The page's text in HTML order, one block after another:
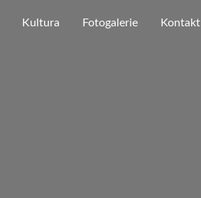
Kultura Fotogalerie Kontakt